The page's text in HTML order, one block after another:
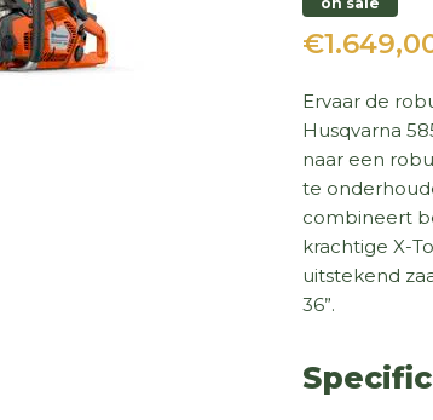
Ervaar de
Husqvarna
naar een
te
combineert
krachtige X-
uitstekend
36”.